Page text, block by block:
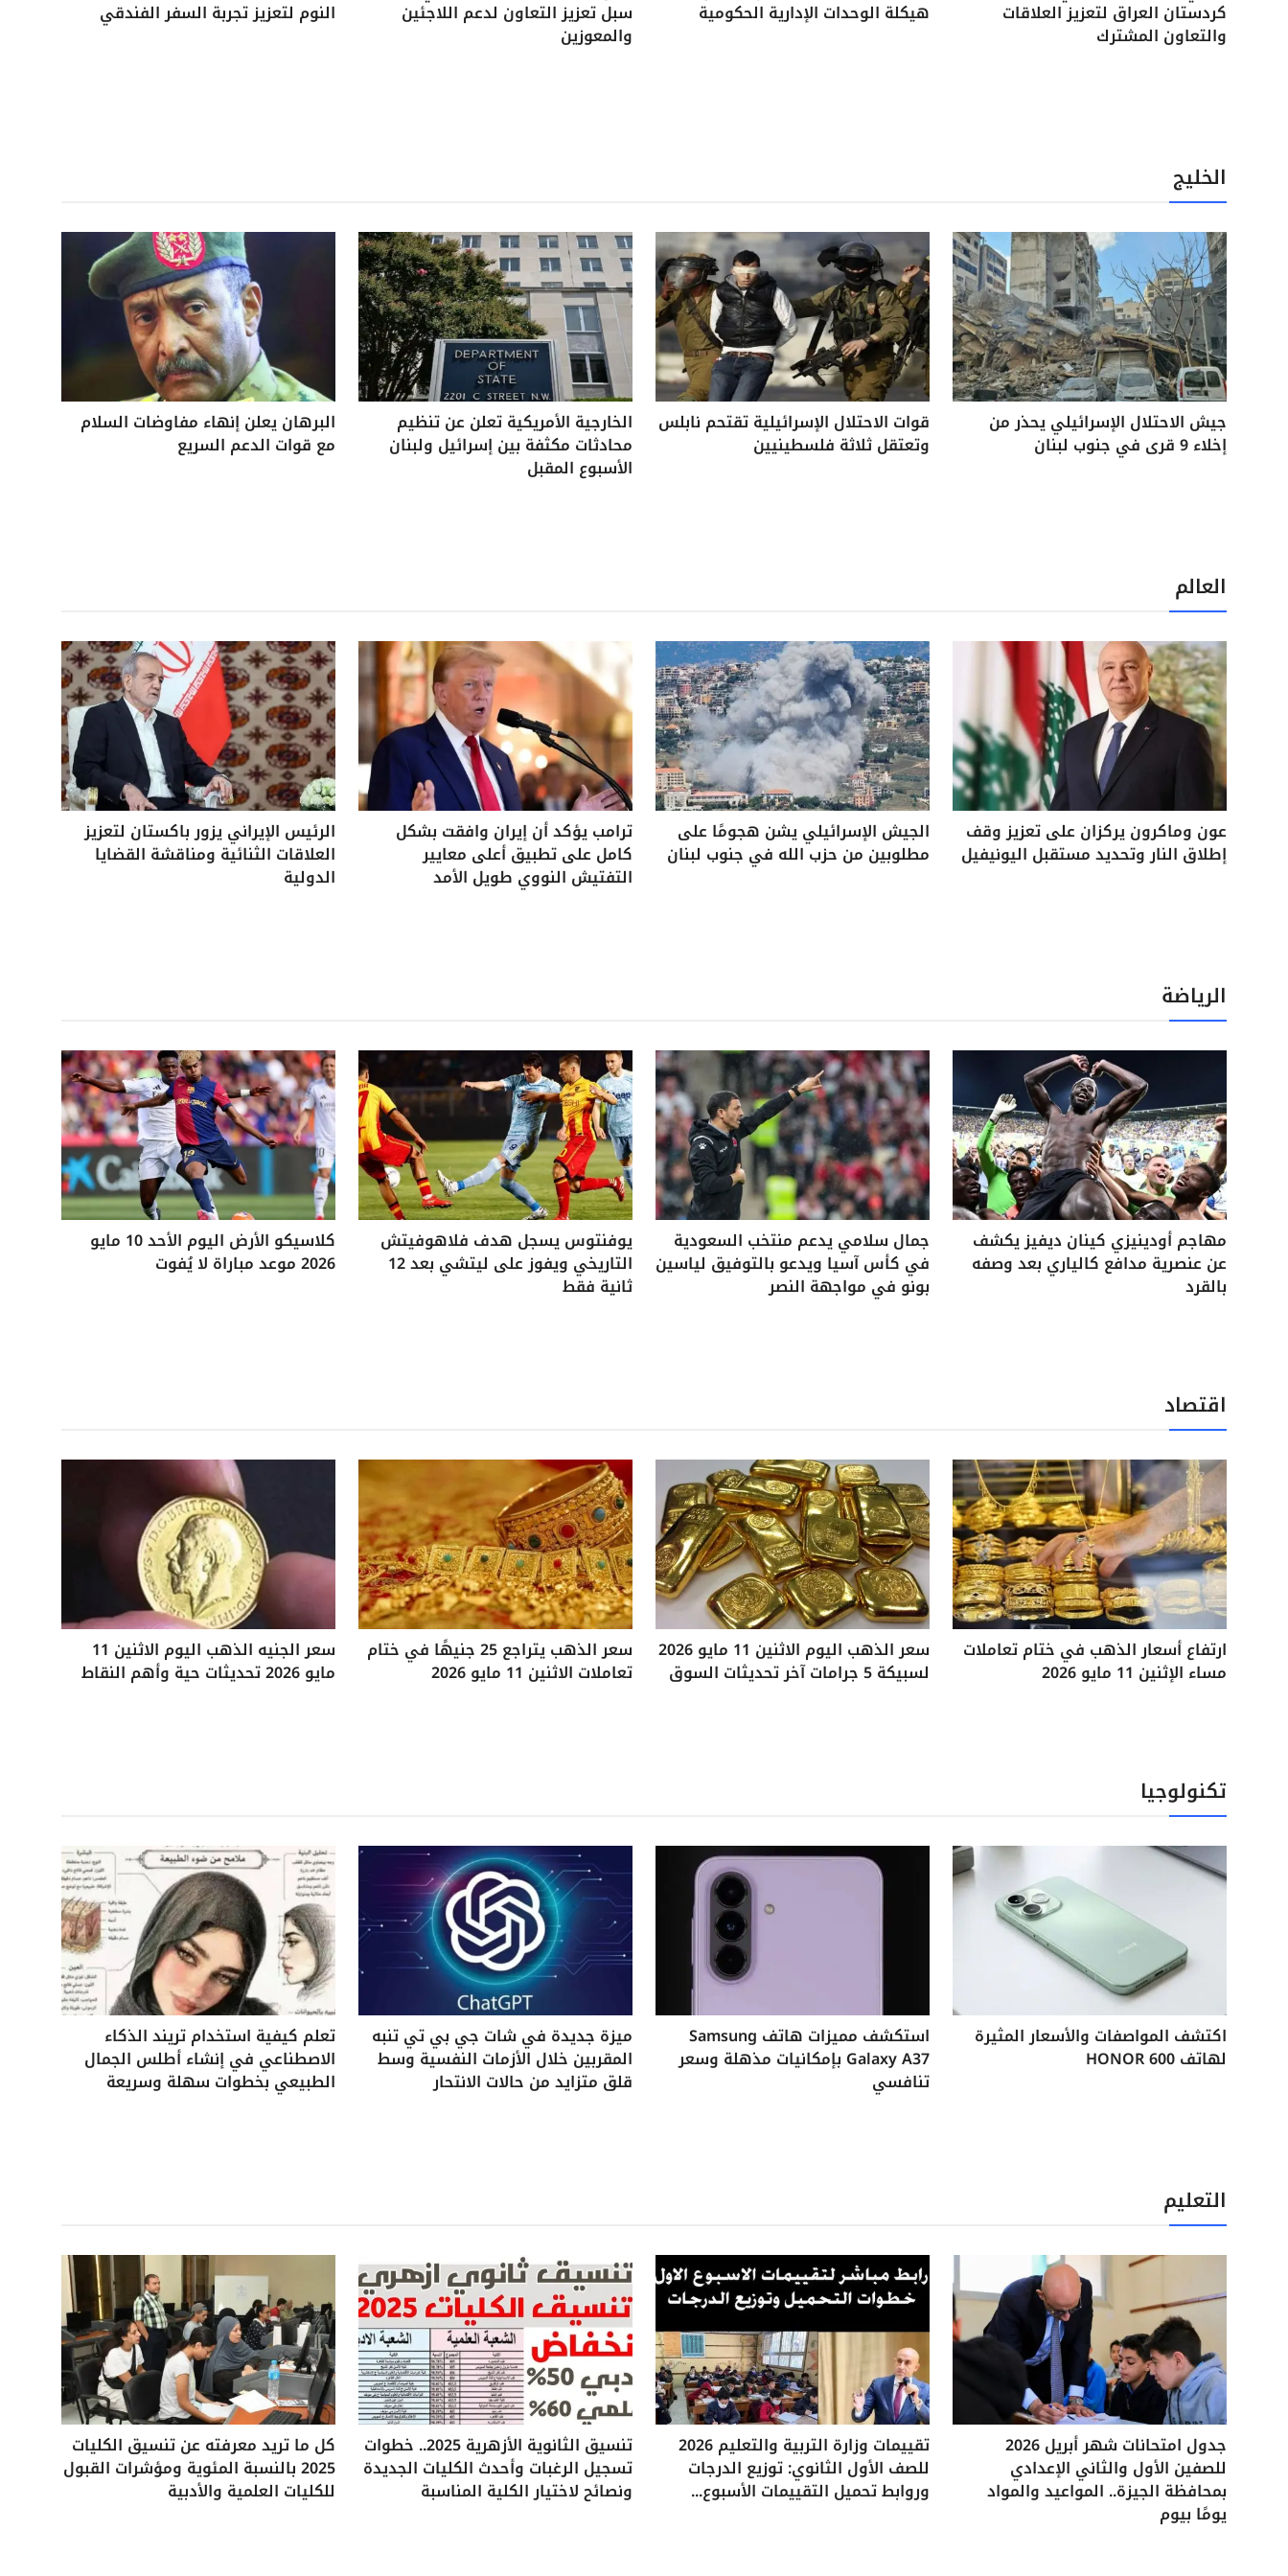
كردستان العراق لتعزيز العلاقات
والتعاون المشترك
هيكلة الوحدات الإدارية الحكومية سبل تعزيز التعاون لدعم اللاجئين
والمعوزين
النوم لتعزيز تجربة السفر الفندقي
الخليج
جيش الاحتلال الإسرائيلي يحذر من
إخلاء 9 قرى في جنوب لبنان
قوات الاحتلال الإسرائيلية تقتحم نابلس
وتعتقل ثلاثة فلسطينيين
الخارجية الأمريكية تعلن عن تنظيم
محادثات مكثفة بين إسرائيل ولبنان
الأسبوع المقبل
البرهان يعلن إنهاء مفاوضات السلام
مع قوات الدعم السريع
العالم
عون وماكرون يركزان على تعزيز وقف
إطلاق النار وتحديد مستقبل اليونيفيل
الجيش الإسرائيلي يشن هجومًا على
مطلوبين من حزب الله في جنوب لبنان
ترامب يؤكد أن إيران وافقت بشكل
كامل على تطبيق أعلى معايير
التفتيش النووي طويل الأمد
الرئيس الإيراني يزور باكستان لتعزيز
العلاقات الثنائية ومناقشة القضايا
الدولية
الرياضة
مهاجم أودينيزي كينان ديفيز يكشف
عن عنصرية مدافع كالياري بعد وصفه
بالقرد
جمال سلامي يدعم منتخب السعودية
في كأس آسيا ويدعو بالتوفيق لياسين
بونو في مواجهة النصر
يوفنتوس يسجل هدف فلاهوفيتش
التاريخي ويفوز على ليتشي بعد 12
ثانية فقط
كلاسيكو الأرض اليوم الأحد 10 مايو
2026 موعد مباراة لا يُفوت
اقتصاد
ارتفاع أسعار الذهب في ختام تعاملات
مساء الإثنين 11 مايو 2026
سعر الذهب اليوم الاثنين 11 مايو 2026
لسبيكة 5 جرامات آخر تحديثات السوق
سعر الذهب يتراجع 25 جنيهًا في ختام
تعاملات الاثنين 11 مايو 2026
سعر الجنيه الذهب اليوم الاثنين 11
مايو 2026 تحديثات حية وأهم النقاط
تكنولوجيا
اكتشف المواصفات والأسعار المثيرة
لهاتف HONOR 600
استكشف مميزات هاتف Samsung
Galaxy A37 بإمكانيات مذهلة وسعر
تنافسي
ميزة جديدة في شات جي بي تي تنبه
المقربين خلال الأزمات النفسية وسط
قلق متزايد من حالات الانتحار
تعلم كيفية استخدام تريند الذكاء
الاصطناعي في إنشاء أطلس الجمال
الطبيعي بخطوات سهلة وسريعة
التعليم
جدول امتحانات شهر أبريل 2026
للصفين الأول والثاني الإعدادي
بمحافظة الجيزة.. المواعيد والمواد
يومًا بيوم
تقييمات وزارة التربية والتعليم 2026
للصف الأول الثانوي: توزيع الدرجات
وروابط تحميل التقييمات الأسبوع...
تنسيق الثانوية الأزهرية 2025.. خطوات
تسجيل الرغبات وأحدث الكليات الجديدة
ونصائح لاختيار الكلية المناسبة
كل ما تريد معرفته عن تنسيق الكليات
2025 بالنسبة المئوية ومؤشرات القبول
للكليات العلمية والأدبية